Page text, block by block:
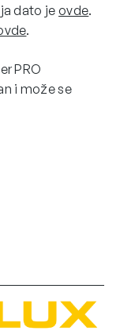
dato jeovde.
.
PRO
i može se